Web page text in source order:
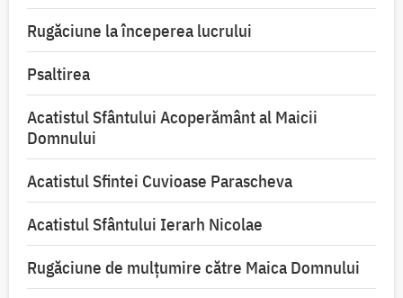
Rugăciune la începerea lucrului
Psaltirea
Acatistul Sfântului Acoperământ al Maicii
Domnului
Acatistul Sfintei Cuvioase Parascheva
Acatistul Sfântului Ierarh Nicolae
Rugăciune de mulţumire către Maica Domnului